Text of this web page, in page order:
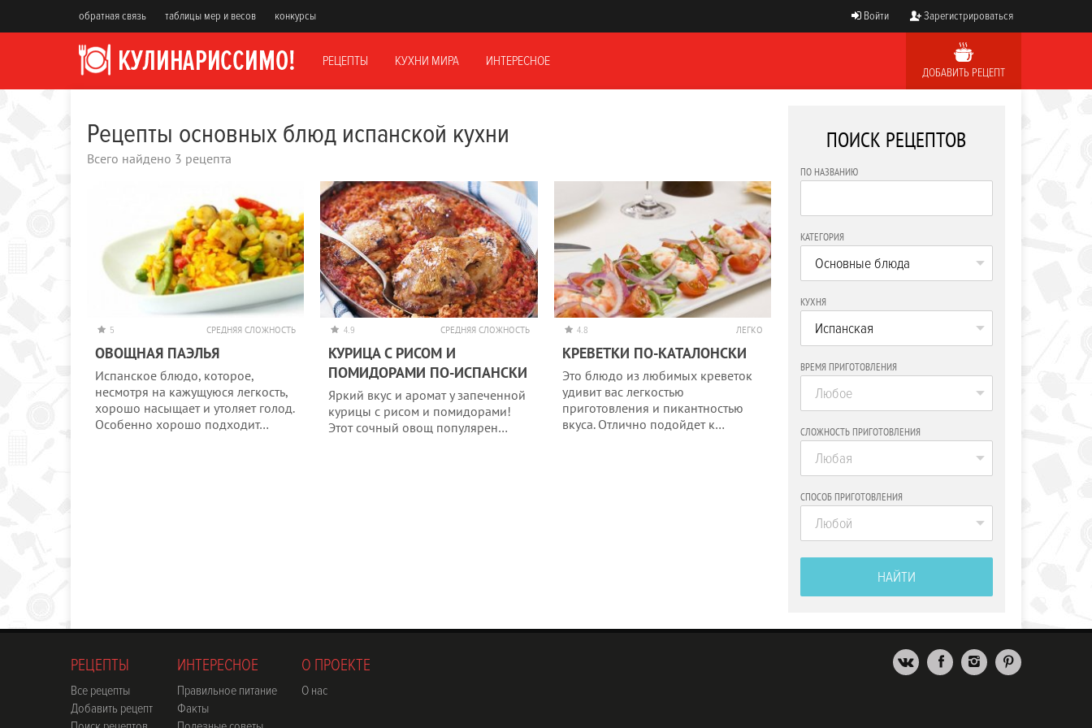
обратная связь таблицы мер и весов конкурсы Войти Зарегистрироваться
РЕЦЕПТЫ КУХНИ МИРА ИНТЕРЕСНОЕ
ДОБАВИТЬ РЕЦЕПТ
Рецепты основных блюд испанской кухни
Всего найдено 3 рецепта
5 СРЕДНЯЯ СЛОЖНОСТЬ
ОВОЩНАЯ ПАЭЛЬЯ
Испанское блюдо, которое,
несмотря на кажущуюся легкость,
хорошо насыщает и утоляет голод.
Особенно хорошо подходит…
4.9 СРЕДНЯЯ СЛОЖНОСТЬ
КУРИЦА С РИСОМ И
ПОМИДОРАМИ ПО-ИСПАНСКИ
Яркий вкус и аромат у запеченной
курицы с рисом и помидорами!
Этот сочный овощ популярен…
4.8 ЛЕГКО
КРЕВЕТКИ ПО-КАТАЛОНСКИ
Это блюдо из любимых креветок
удивит вас легкостью
приготовления и пикантностью
вкуса. Отлично подойдет к…
ПОИСК РЕЦЕПТОВ
ПО НАЗВАНИЮ
КАТЕГОРИЯ
Основные блюда
КУХНЯ
Испанская
ВРЕМЯ ПРИГОТОВЛЕНИЯ
Любое
СЛОЖНОСТЬ ПРИГОТОВЛЕНИЯ
Любая
СПОСОБ ПРИГОТОВЛЕНИЯ
Любой
НАЙТИ
РЕЦЕПТЫ
Все рецепты
Добавить рецепт
ИНТЕРЕСНОЕ
Правильное питание
Факты
О ПРОЕКТЕ
О нас